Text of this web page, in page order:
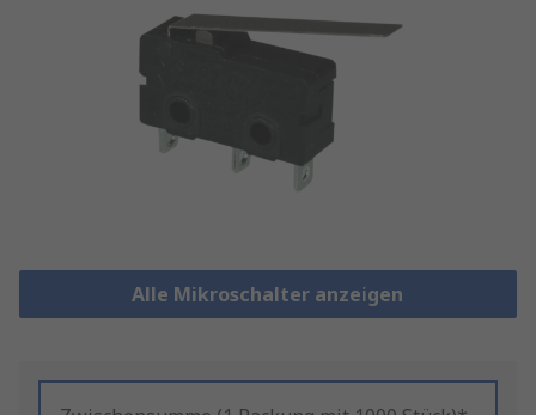
Alle Mikroschalter anzeigen